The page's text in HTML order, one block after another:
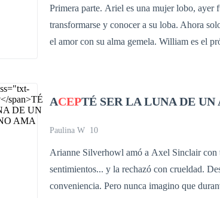
Primera parte. Ariel es una mujer lobo, ayer fue su decimosexto cumpleaños y al fin pudo
transformarse y conocer a su loba. Ahora
el amor con su alma gemela. William es el próximo Alfha de la Manada Blue Moon, lleva dos
civilización. Si os preguntáis porqué? La respuesta es simple, no somos personas normales,
nosotros escondemos un secreto. Nos
encontramos a nuestra pareja, compañero, alma gemela,
mate, no siempre se encuentra pero dicen
Pero aquí hay un problema, si te rechaza tu
ACEPTÉ SER LA LUNA DE
Paulina W 10
Arianne Silverhowl amó a Axel Sinclair con
conveniencia. Pero nunca imagino que durante su propia ceremonia de unión, Axel llegaría